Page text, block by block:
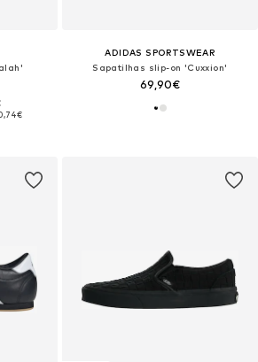
ADIDAS SPORTSWEAR
Sapatilhas slip-on 'Cuxxion'
69,90€